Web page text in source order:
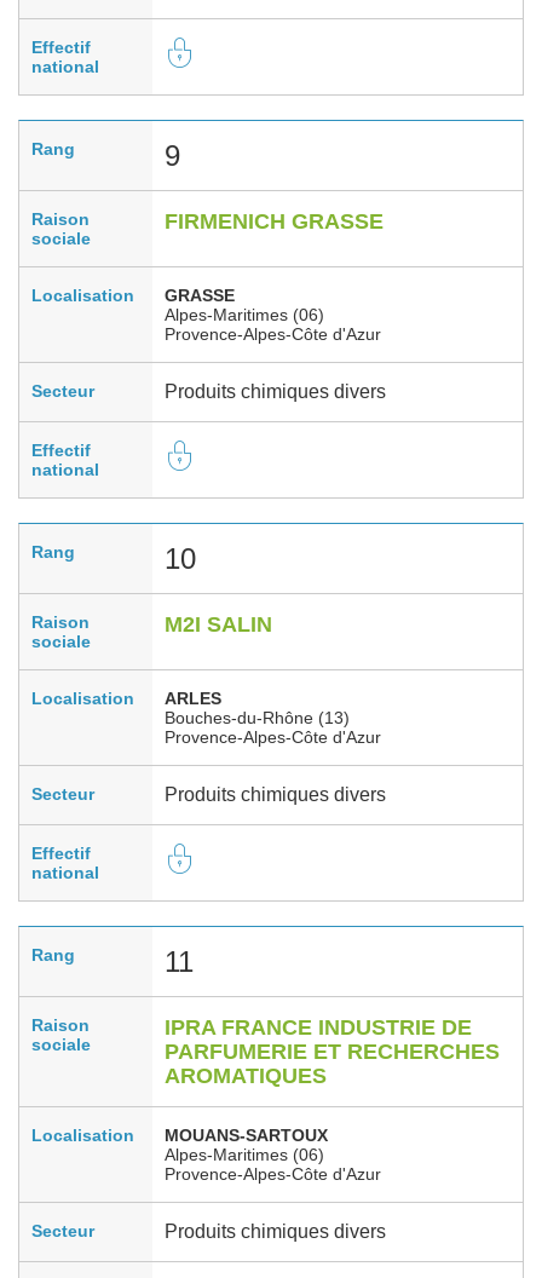
Effectif
national
Rang 9
Raison
sociale
FIRMENICH GRASSE
Localisation
GRASSE
Alpes-Maritimes (06)
Provence-Alpes-Côte d'Azur
Secteur Produits chimiques divers
Effectif
national
Rang 10
Raison
sociale
M2I SALIN
Localisation
ARLES
Bouches-du-Rhône (13)
Provence-Alpes-Côte d'Azur
Secteur Produits chimiques divers
Effectif
national
Rang 11
Raison
sociale
IPRA FRANCE INDUSTRIE DE
PARFUMERIE ET RECHERCHES
AROMATIQUES
Localisation
MOUANS-SARTOUX
Alpes-Maritimes (06)
Provence-Alpes-Côte d'Azur
Secteur Produits chimiques divers